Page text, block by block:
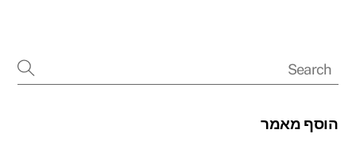
הוסף מאמר